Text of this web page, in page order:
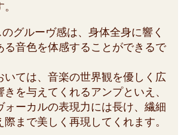
グルーヴ感は、身体全身に響く
る音色を体感することができるで
いては、音楽の世界観を優しく広
きを与えてくれるアンプといえ、
ォーカルの表現力には長け、繊細
際まで美しく再現してくれます。